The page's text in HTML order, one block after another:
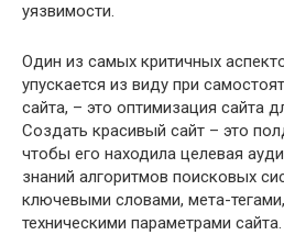
уязвимости.
Один из самых критичных
упускается из виду при
сайта, – это оптимизация сайта
Создать красивый сайт – это
чтобы его находила целевая
знаний алгоритмов поисковых
ключевыми словами, мета-тегами,
техническими параметрами